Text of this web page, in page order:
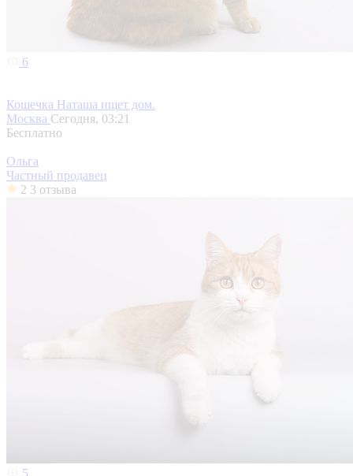
6
Кошечка Наташа ищет дом.
Москва Сегодня, 03:21
Бесплатно
Ольга
Частный продавец
2 3 отзыва